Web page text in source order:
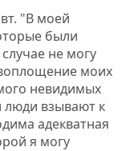
"В моей
были
не могу
моих
невидимых
люди взывают к
адекватная
я могу